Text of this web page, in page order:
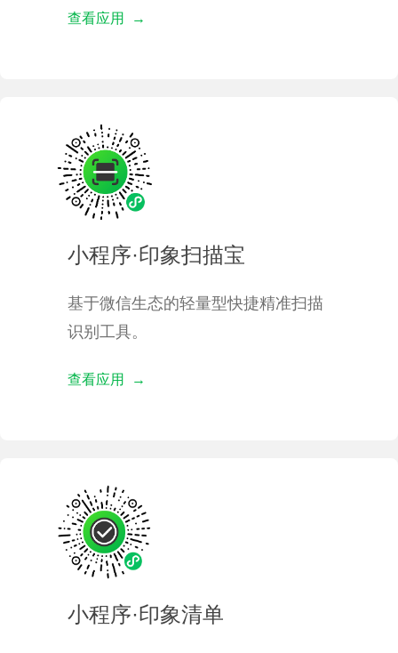
查看应用 →
小程序·印象扫描宝
基于微信生态的轻量型快捷精准扫描
识别工具。
查看应用 →
小程序·印象清单